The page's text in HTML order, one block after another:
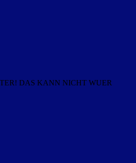
DAS KANN NICHT WUER